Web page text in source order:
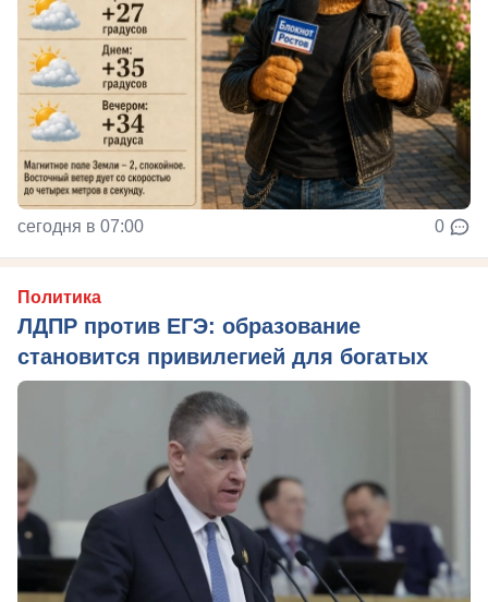
сегодня в 07:00 0
Политика
ЛДПР против ЕГЭ: образование
становится привилегией для богатых